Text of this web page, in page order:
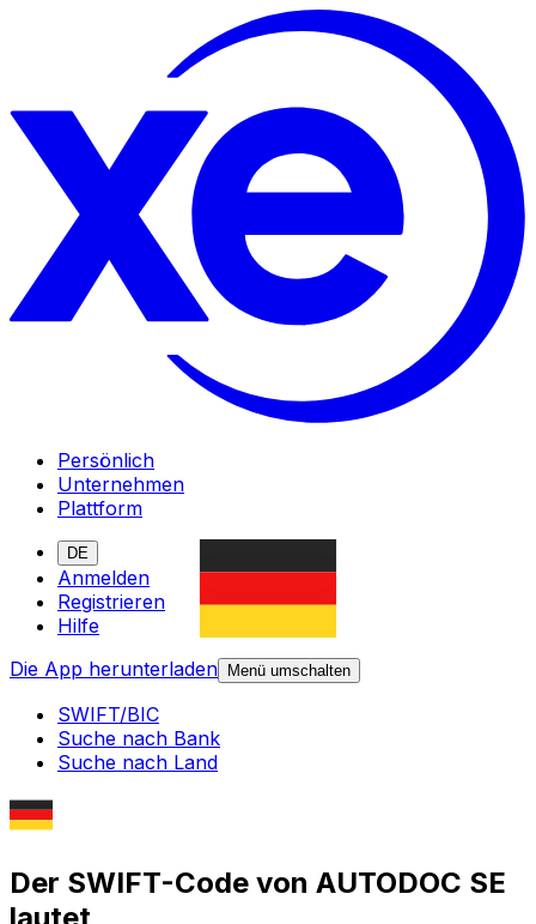
Persönlich
Unternehmen
Plattform
DE
Anmelden
Registrieren
Hilfe
Die App herunterladen
Menü umschalten
SWIFT/BIC
Suche nach Bank
Suche nach Land
Der SWIFT-Code von AUTODOC SE